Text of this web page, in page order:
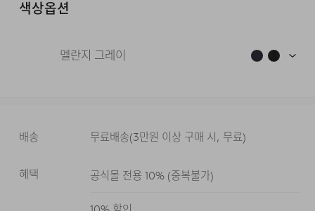
색상옵션
멜란지 그레이
블랙
배송 무료배송(3만원 이상 구매 시, 무료)
혜택 공식몰 전용 10%(중복불가)